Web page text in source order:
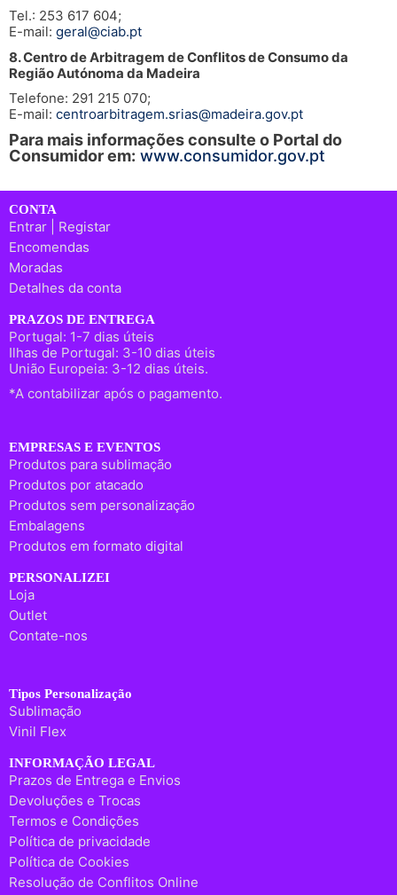
Tel.: 253 617 604;
E-mail: geral@ciab.pt
8. Centro de Arbitragem de Conflitos de Consumo da
Região Autónoma da Madeira
Telefone: 291 215 070;
E-mail: centroarbitragem.srias@madeira.gov.pt
Para mais informações consulte o Portal do
Consumidor em: www.consumidor.gov.pt
CONTA
Entrar | Registar
Encomendas
Moradas
Detalhes da conta
PRAZOS DE ENTREGA
Portugal: 1-7 dias úteis
Ilhas de Portugal: 3-10 dias úteis
União Europeia: 3-12 dias úteis.
*A contabilizar após o pagamento.
EMPRESAS E EVENTOS
Produtos para sublimação
Produtos por atacado
Produtos sem personalização
Embalagens
Produtos em formato digital
PERSONALIZEI
Loja
Outlet
Contate-nos
Tipos Personalização
Sublimação
Vinil Flex
INFORMAÇÃO LEGAL
Prazos de Entrega e Envios
Devoluções e Trocas
Termos e Condições
Política de privacidade
Política de Cookies
Resolução de Conflitos Online